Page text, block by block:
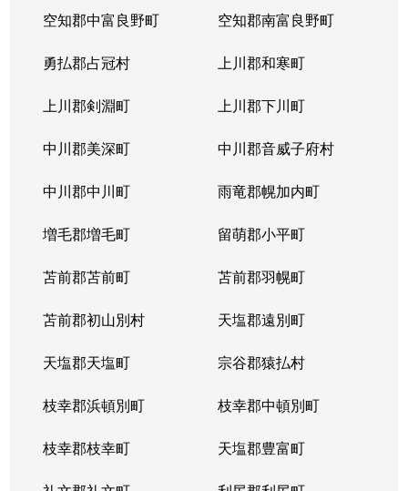
空知郡中富良野町 空知郡南富良野町
勇払郡占冠村 上川郡和寒町
上川郡剣淵町 上川郡下川町
中川郡美深町 中川郡音威子府村
中川郡中川町 雨竜郡幌加内町
増毛郡増毛町 留萌郡小平町
苫前郡苫前町 苫前郡羽幌町
苫前郡初山別村 天塩郡遠別町
天塩郡天塩町 宗谷郡猿払村
枝幸郡浜頓別町 枝幸郡中頓別町
枝幸郡枝幸町 天塩郡豊富町